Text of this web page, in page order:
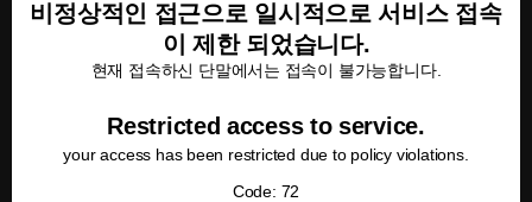
비정상적인 접근으로 일시적으로 서비스 접속
이 제한 되었습니다.
현재 접속하신 단말에서는 접속이 불가능합니다.
Restricted access to service.
your access has been restricted due to policy violations.
Code: 72